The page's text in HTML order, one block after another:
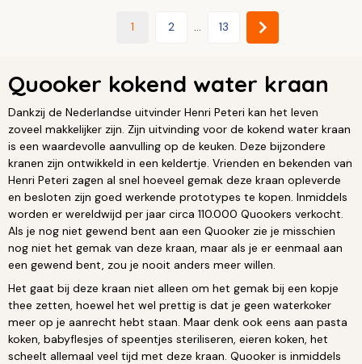
1 2 ... 13
Quooker kokend water kraan
Dankzij de Nederlandse uitvinder Henri Peteri kan het leven
zoveel makkelijker zijn. Zijn uitvinding voor de kokend water kraan
is een waardevolle aanvulling op de keuken. Deze bijzondere
kranen zijn ontwikkeld in een keldertje. Vrienden en bekenden van
Henri Peteri zagen al snel hoeveel gemak deze kraan opleverde
en besloten zijn goed werkende prototypes te kopen. Inmiddels
worden er wereldwijd per jaar circa 110.000 Quookers verkocht.
Als je nog niet gewend bent aan een Quooker zie je misschien
nog niet het gemak van deze kraan, maar als je er eenmaal aan
een gewend bent, zou je nooit anders meer willen.
Het gaat bij deze kraan niet alleen om het gemak bij een kopje
thee zetten, hoewel het wel prettig is dat je geen waterkoker
meer op je aanrecht hebt staan. Maar denk ook eens aan pasta
koken, babyflesjes of speentjes steriliseren, eieren koken, het
scheelt allemaal veel tijd met deze kraan. Quooker is inmiddels